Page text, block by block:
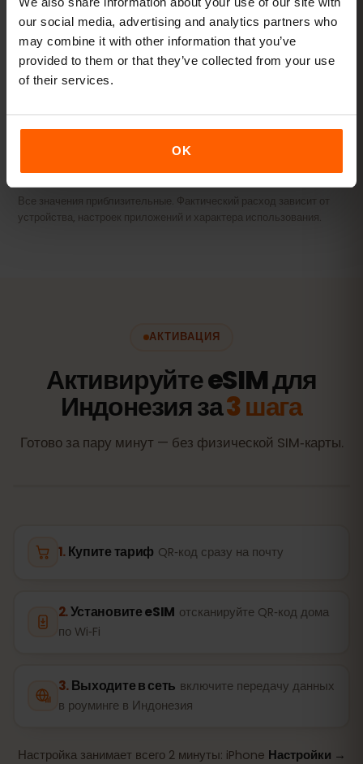
our social media, advertising and analytics partners who
may combine it with other information that you’ve
provided to them or that they’ve collected from your use
of their services.
OK
Стриминг и точка доступа
Видео, видеозвонки и интернет для ноутбука или
планшета.
Все значения приблизительные. Фактический расход зависит от
устройства, настроек приложений и характера использования.
АКТИВАЦИЯ
Активируйте eSIM для
Индонезия за3 шага
Готово за пару минут — без физической SIM‑карты.
Купите тариф QR‑код сразу на почту
Установите eSIM отсканируйте QR‑код дома
по Wi‑Fi
Выходите в сеть включите передачу данных
в роуминге в Индонезия
Настройка занимает всего 2 минуты: iPhone Настройки →